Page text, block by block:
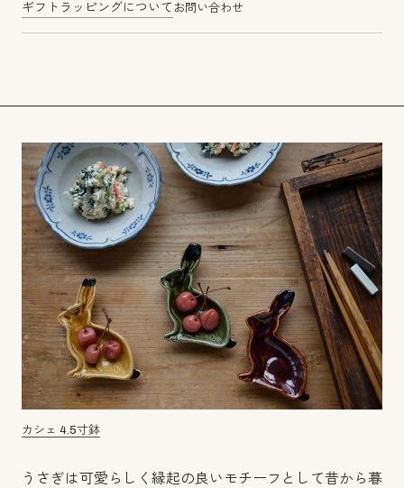
ギフトラッピングについて お問い合わせ
カシェ 4.5寸鉢
うさぎは可愛らしく縁起の良いモチーフとして昔から暮